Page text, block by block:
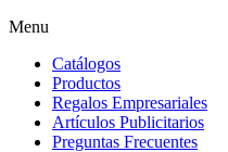
Menu
Catálogos
Productos
Regalos Empresariales
Artículos Publicitarios
Preguntas Frecuentes